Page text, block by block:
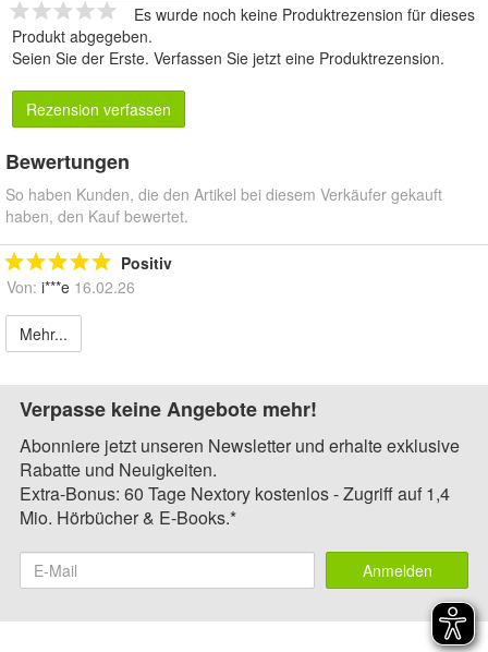
Es wurde noch keine Produktrezension für dieses
Produkt abgegeben.
Seien Sie der Erste. Verfassen Sie jetzt eine Produktrezension.
Rezension verfassen
Bewertungen
So haben Kunden, die den Artikel bei diesem Verkäufer gekauft
haben, den Kauf bewertet.
Positiv
Von: i***e 16.02.26
Mehr...
Verpasse keine Angebote mehr!
Abonniere jetzt unseren Newsletter und erhalte exklusive
Rabatte und Neuigkeiten.
Extra-Bonus: 60 Tage Nextory kostenlos - Zugriff auf 1,4
Mio. Hörbücher & E-Books.*
Anmelden